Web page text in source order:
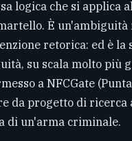
logica che si applica
È un'ambiguità
retorica: ed è la
su scala molto più
a NFCGate
da progetto di ricerca
di un'arma criminale.